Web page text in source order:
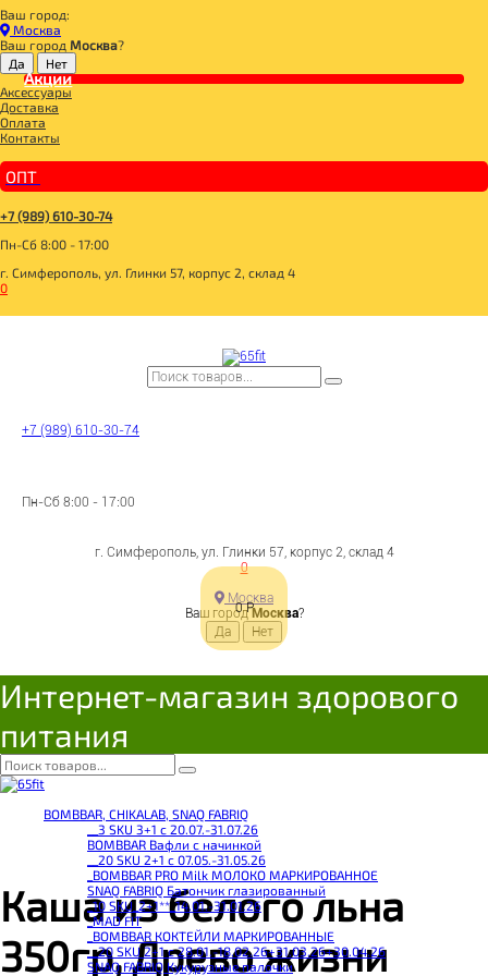
Ваш город:
Москва
Ваш город Москва?
Акции
Аксессуары
Доставка
Оплата
Контакты
ОПТ
+7 (989) 610-30-74
Пн-Сб 8:00 - 17:00
г. Симферополь, ул. Глинки 57, корпус 2, склад 4
0
+7 (989) 610-30-74
Пн-Сб 8:00 - 17:00
г. Симферополь, ул. Глинки 57, корпус 2, склад 4
0
0Р
Москва
Ваш городМосква?
Интернет-магазин здорового
питания
BOMBBAR, CHIKALAB, SNAQ FABRIQ
__3 SKU 3+1 с 20.07.-31.07.26
BOMBBAR Вафли с начинкой
__20 SKU 2+1 с 07.05.-31.05.26
_BOMBBAR PRO Milk МОЛОКО МАРКИРОВАННОЕ
SNAQ FABRIQ Батончик глазированный
_10 SKU_2+1**_14.01.-31.01.26
_MAD FIT
_BOMBBAR КОКТЕЙЛИ МАРКИРОВАННЫЕ
__20 SKU 2+1 с 28.01.-18.02.26+31.03.26+30.04.26
SNAQ FABRIQ Кукурузные палочки
Главная
ДЛЯ ЗДОРОВОГО ПИТАНИЯ
ПОЛЕЗНЫЙ ЗАВТРАК
КАШИ
Каша из белого льна 350гр, Древо жизни
Каша из белого льна
350гр, Древо жизни